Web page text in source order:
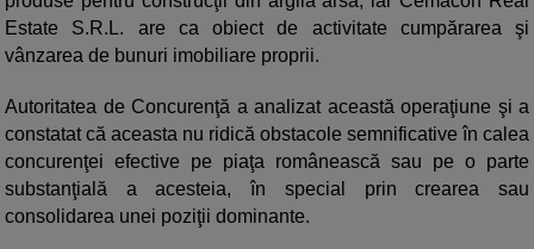
Estate S.R.L. are ca obiect de activitate cumpărarea şi
vânzarea de bunuri imobiliare proprii.
Autoritatea de Concurenţă a analizat această operaţiune şi a
constatat că aceasta nu ridică obstacole semnificative în calea
concurenţei efective pe piaţa românească sau pe o parte
substanţială a acesteia, în special prin crearea sau
consolidarea unei poziţii dominante.